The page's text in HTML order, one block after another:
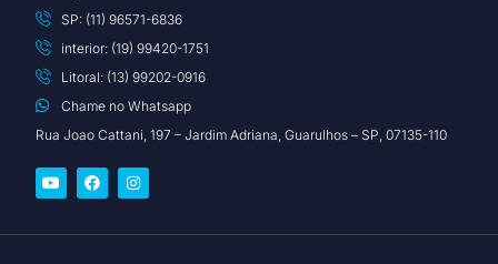
SP: (11) 96571-6836
interior: (19) 99420-1751
Litoral: (13) 99202-0916
Chame no Whatsapp
Rua Joao Cattani, 197 – Jardim Adriana, Guarulhos – SP, 07135-110